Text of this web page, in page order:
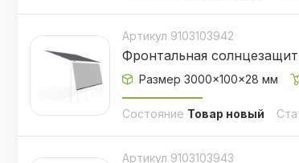
Артикул 9103103942
Фронтальная
Размер 3000×100×28 мм
Состояние Товар новый
Артикул 9103103943